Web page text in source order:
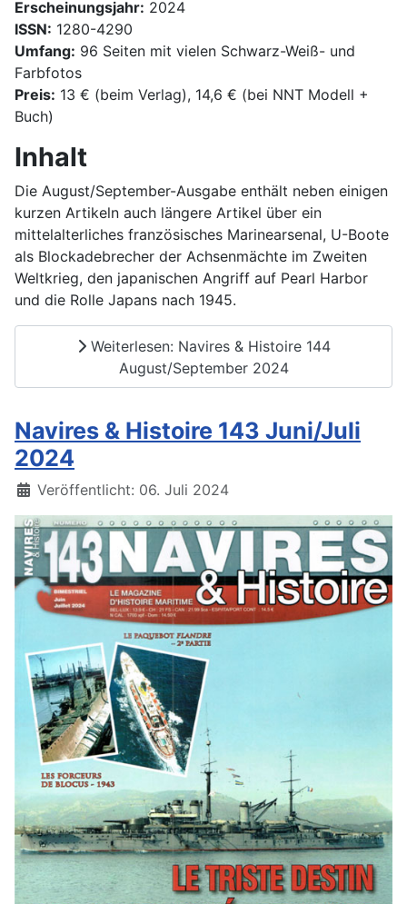
Erscheinungsjahr: 2024
ISSN: 1280-4290
Umfang: 96 Seiten mit vielen Schwarz-Weiß- und
Farbfotos
Preis: 13 € (beim Verlag), 14,6 € (bei NNT Modell +
Buch)
Inhalt
Die August/September-Ausgabe enthält neben einigen
kurzen Artikeln auch längere Artikel über ein
mittelalterliches französisches Marinearsenal, U-Boote
als Blockadebrecher der Achsenmächte im Zweiten
Weltkrieg, den japanischen Angriff auf Pearl Harbor
und die Rolle Japans nach 1945.
Weiterlesen: Navires & Histoire 144
August/September 2024
Navires & Histoire 143 Juni/Juli
2024
Details
Veröffentlicht: 06. Juli 2024